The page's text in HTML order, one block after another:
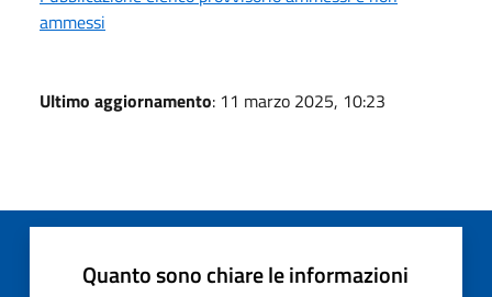
ammessi
Ultimo aggiornamento: 11 marzo 2025, 10:23
Quanto sono chiare le informazioni